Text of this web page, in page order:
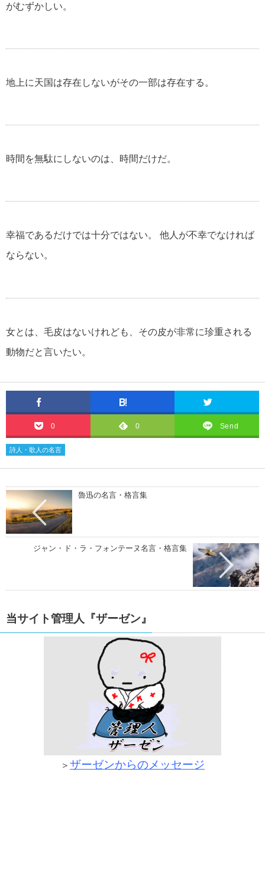
自分が強くなる名言・格言
自殺についての名言・格言
がむずかしい。
地上に天国は存在しないがその一部は存在する。
時間を無駄にしないのは、時間だけだ。
幸福であるだけでは十分ではない。 他人が不幸でなければ
ならない。
女とは、毛皮はないけれども、その皮が非常に珍重される
動物だと言いたい。
0 0 Send
詩人・歌人の名言
魯迅の名言・格言集
ジャン・ド・ラ・フォンテーヌ名言・格言集
当サイト管理人『ザーゼン』
＞ ザーゼンからのメッセージ